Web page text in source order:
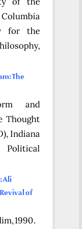
for the
The
and
Thought
Indiana
Political
of
1990.